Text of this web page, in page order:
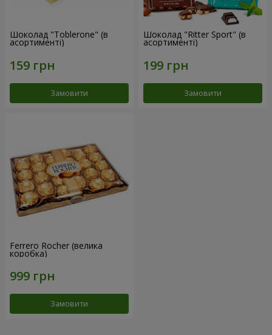
Шоколад "Toblerone" (в
асортименті)
Замовити
Шоколад "Ritter Sport" (в
асортименті)
Замовити
Ferrero Rocher (велика
коробка)
Замовити